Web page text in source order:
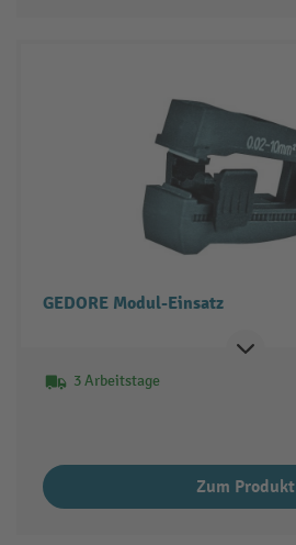
GEDORE Modul-Einsatz
3 Arbeitstage
Zum Produkt